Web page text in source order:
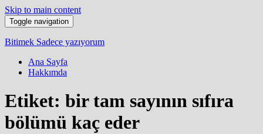
Skip to main content
Toggle navigation
Bitimek Sadece yazıyorum
Ana Sayfa
Hakkımda
Etiket: bir tam sayının sıfıra
bölümü kaç eder